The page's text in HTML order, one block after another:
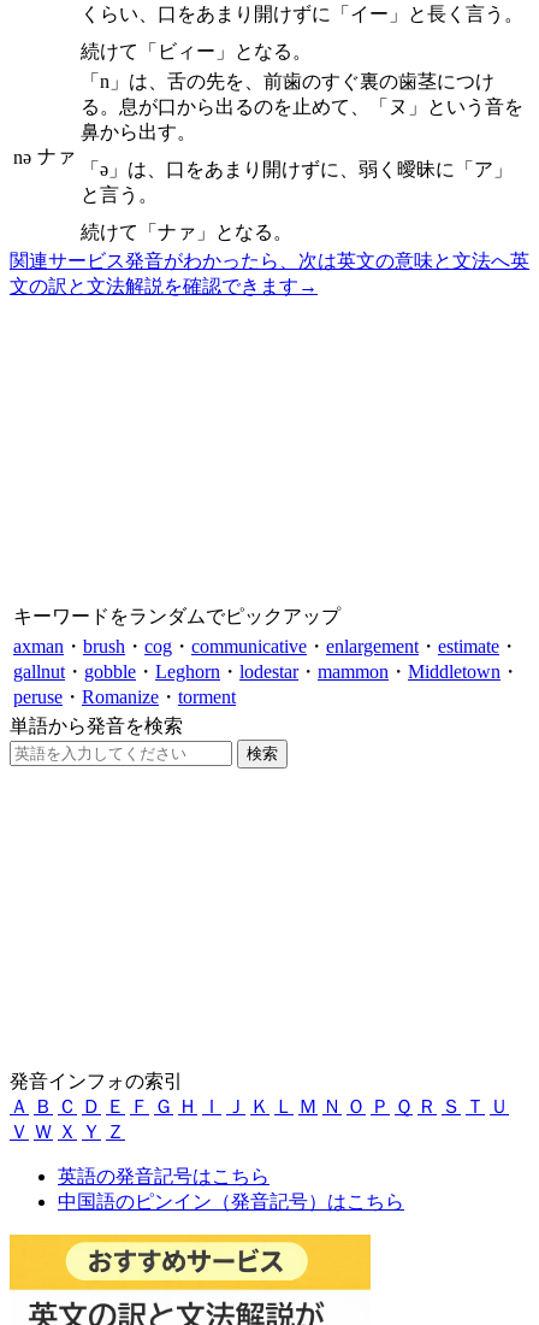
くらい、口をあまり開けずに「イー」と長く言う。
続けて「ビィー」となる。
nə ナァ
「n」は、舌の先を、前歯のすぐ裏の歯茎につけ
る。息が口から出るのを止めて、「ヌ」という音を
鼻から出す。
「ə」は、口をあまり開けずに、弱く曖昧に「ア」
と言う。
続けて「ナァ」となる。
関連サービス発音がわかったら、次は英文の意味と文法へ英
文の訳と文法解説を確認できます →
キーワードをランダムでピックアップ
axman ・ brush ・ cog ・ communicative ・ enlargement ・ estimate ・
gallnut ・ gobble ・ Leghorn ・ lodestar・ mammon ・ Middletown ・
peruse ・ Romanize ・ torment
単語から発音を検索
発音インフォの索引
Ａ
Ｂ Ｃ Ｄ Ｅ Ｆ Ｇ Ｈ Ｉ Ｊ Ｋ Ｌ Ｍ Ｎ Ｏ Ｐ Ｑ Ｒ Ｓ Ｔ
Ｕ
Ｖ Ｗ Ｘ Ｙ Ｚ
英語の発音記号はこちら
中国語のピンイン（発音記号）はこちら